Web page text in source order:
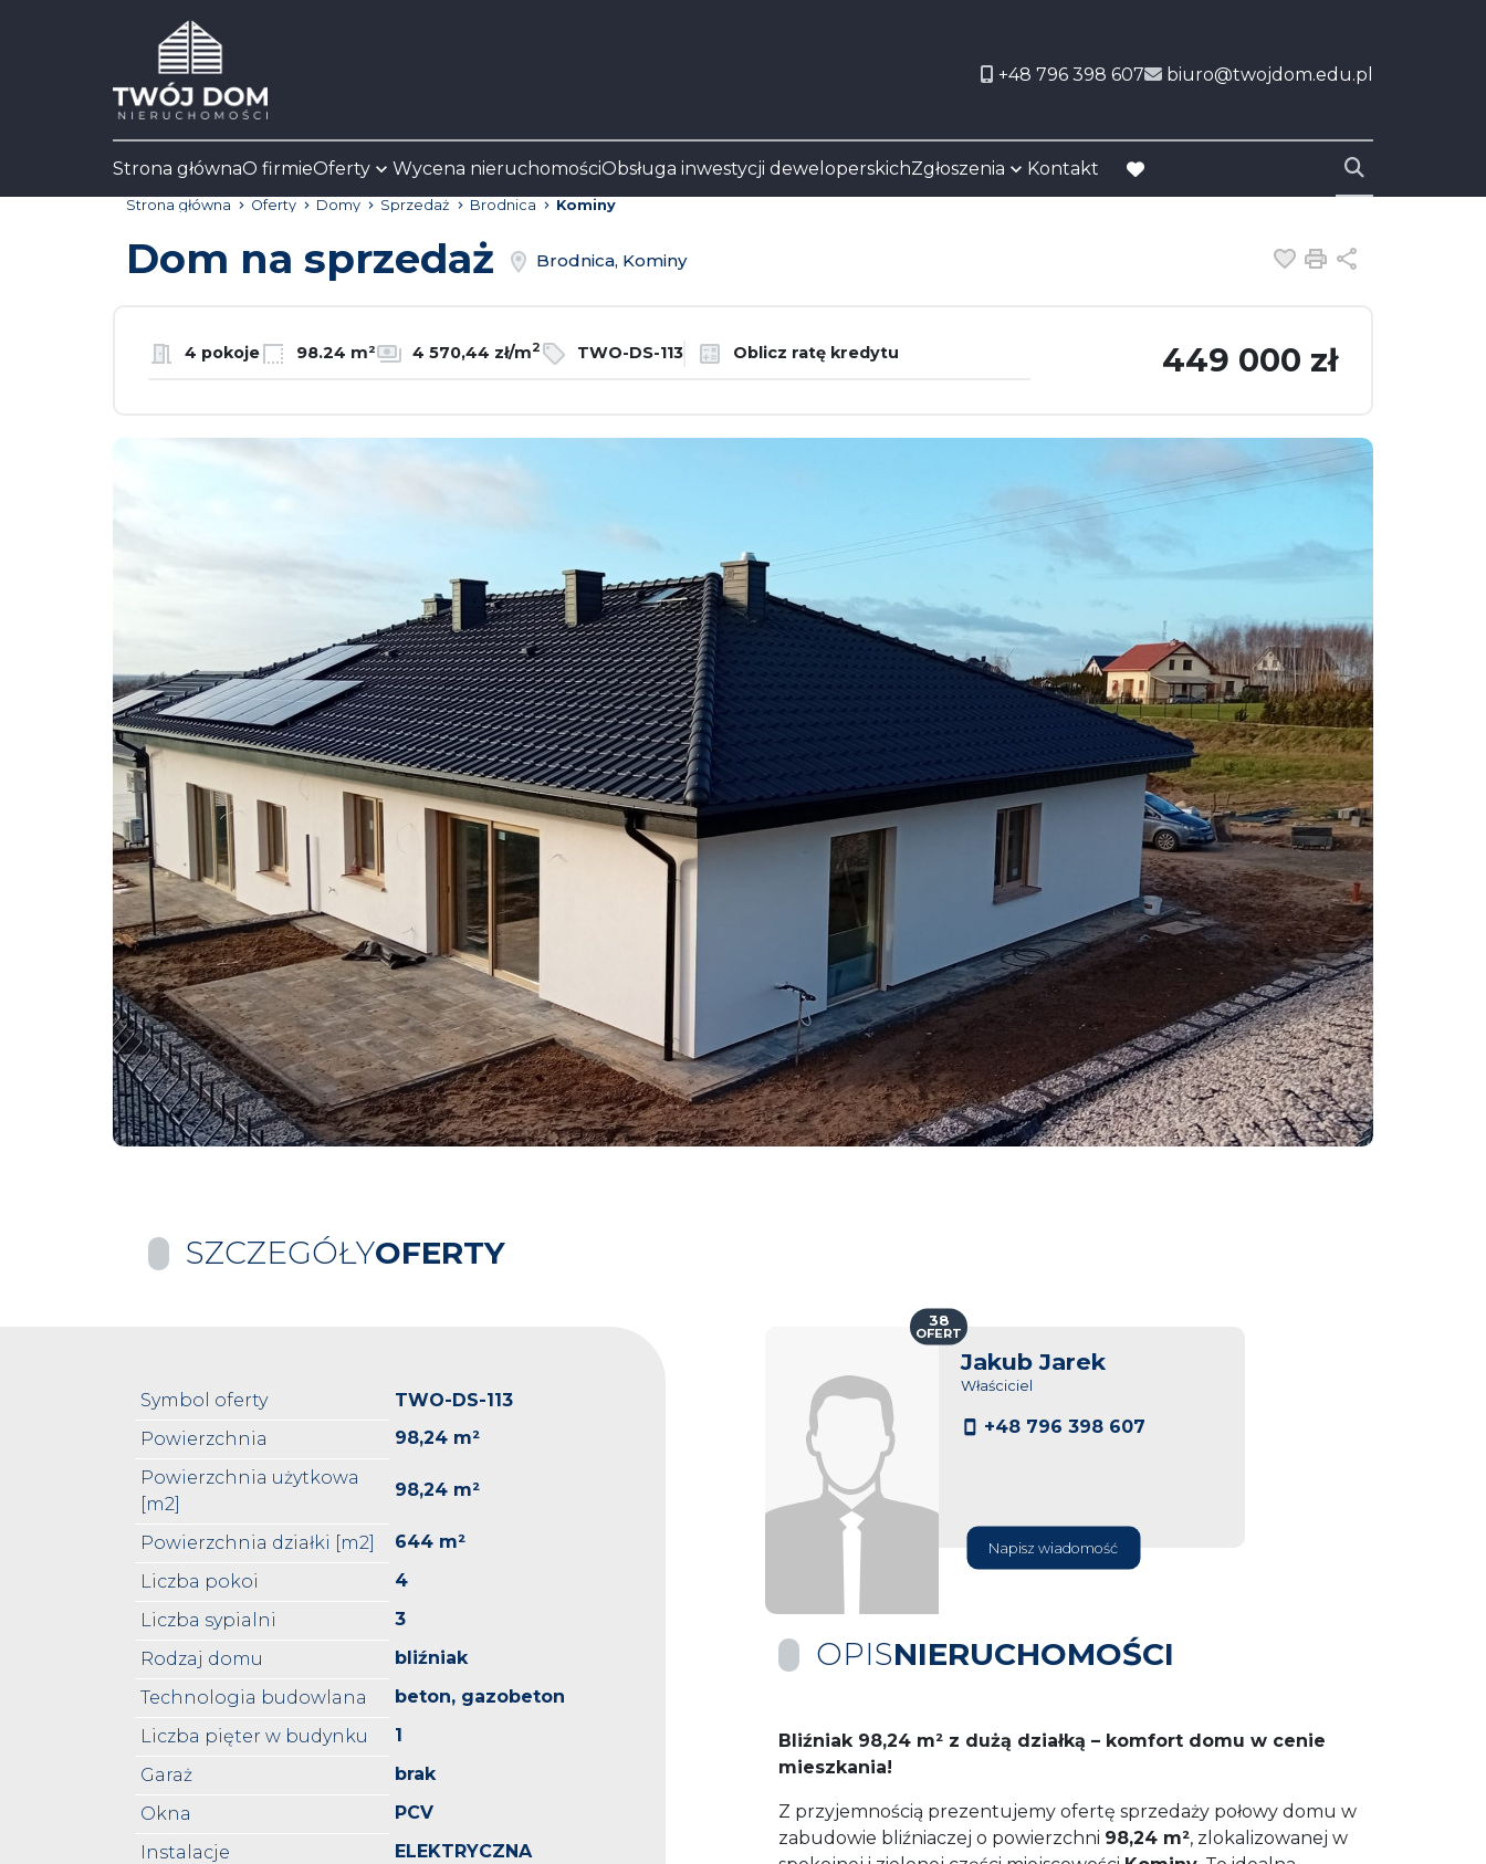
+48 796 398 607 biuro@twojdom.edu.pl
Strona głównaO firmieOferty Wycena nieruchomościObsługa inwestycji deweloperskichZgłoszenia Kontakt
favorite
Strona główna Oferty Domy Sprzedaż Brodnica Kominy
Dom na sprzedaż Brodnica, Kominy Dodaj do
Drukuj
4 pokoje 98.24 m² 4 570,44 zł/m2 TWO-DS-113 Oblicz ratę kredytu 449 000 zł
SZCZEGÓŁYOFERTY
Symbol oferty
TWO-DS-113
Powierzchnia
98,24 m²
Powierzchnia użytkowa
[m2]
98,24 m²
Powierzchnia działki [m2]
644 m²
Liczba pokoi
4
Liczba sypialni
3
Rodzaj domu
bliźniak
Technologia budowlana
beton, gazobeton
Liczba pięter w budynku
1
Garaż
brak
Okna
PCV
Instalacje
ELEKTRYCZNA
Jakub Jarek
Właściciel
+48 796 398 607
Napisz wiadomość
38
OFERT
OPISNIERUCHOMOŚCI
Bliźniak 98,24 m² z dużą działką – komfort domu w cenie
mieszkania!
Z przyjemnością prezentujemy ofertę sprzedaży połowy domu w
zabudowie bliźniaczej o powierzchni 98,24 m², zlokalizowanej w